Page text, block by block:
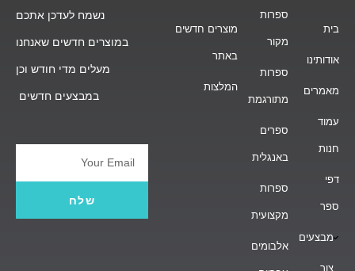
בית
אודותינו
מאמרים
עמוד
חנות
דפי
ספר
מבצעים
צור
ספרות
מקור
ספרות
מתורגמת
ספרים
באנגלית
ספרות
מקצועית
אלבומים
מוצרים חדשים
באתר
המלצות
נשמח לעדכן אתכם
במוצרים חדשים שאנחנו
מעלים מדי חודש וכן
במבצעים חדשים
Email
שלח